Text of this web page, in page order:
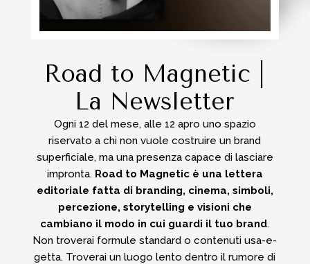
Road to Magnetic |
La Newsletter
Ogni 12 del mese, alle 12 apro uno spazio
riservato a chi non vuole costruire un brand
superficiale, ma una presenza capace di lasciare
impronta. Road to Magnetic è una lettera
editoriale fatta di branding, cinema, simboli,
percezione, storytelling e visioni che
cambiano il modo in cui guardi il tuo brand.
Non troverai formule standard o contenuti usa-e-
getta. Troverai un luogo lento dentro il rumore di